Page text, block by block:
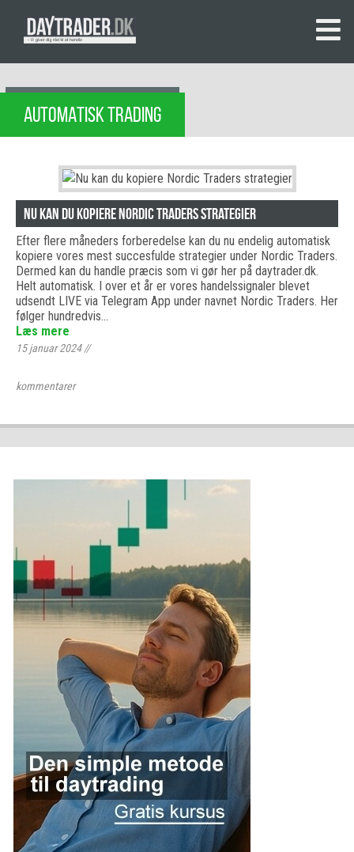
AUTOMATISK TRADING
Nu kan du kopiere Nordic Traders strategier
Efter flere måneders forberedelse kan du nu endelig automatisk
kopiere vores mest succesfulde strategier under Nordic Traders.
Dermed kan du handle præcis som vi gør her på daytrader.dk.
Helt automatisk. I over et år er vores handelssignaler blevet
udsendt LIVE via Telegram App under navnet Nordic Traders. Her
følger hundredvis…
Læs mere
15 januar 2024//
kommentarer